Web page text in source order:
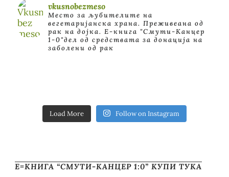
vkusnobezmeso
Место за љубителите на
вегетаријанска храна. Преживеана од
рак на дојка. E-книга "Смути-Канцер
1-0"дел од средствата за донација на
заболени од рак
Load More Follow on Instagram
Е=КНИГА “СМУТИ-КАНЦЕР 1:0” КУПИ ТУКА